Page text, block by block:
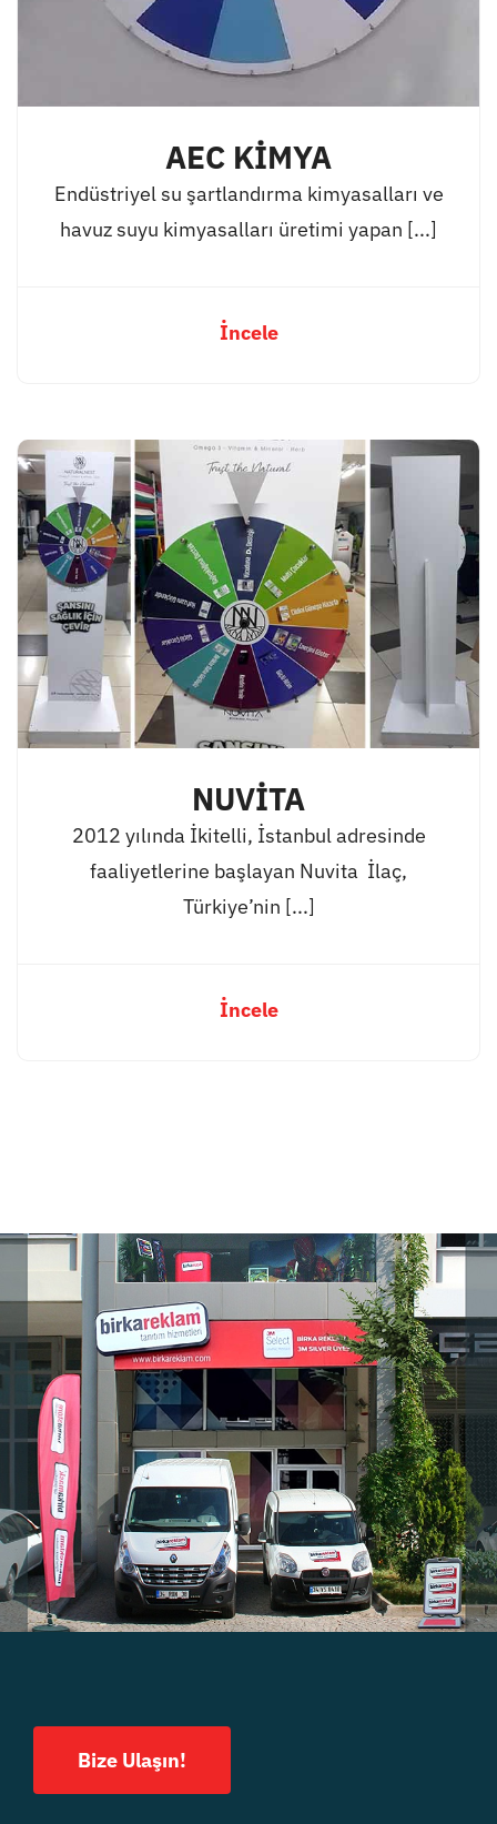
AEC KİMYA
Endüstriyel su şartlandırma kimyasalları ve
havuz suyu kimyasalları üretimi yapan [...]
İncele
NUVİTA
2012 yılında İkitelli, İstanbul adresinde
faaliyetlerine başlayan Nuvita İlaç,
Türkiye’nin [...]
İncele
Bize Ulaşın!